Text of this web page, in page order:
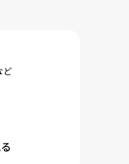
す。）が既
個人情報を
用履歴等の
結果を利用
ため
ど